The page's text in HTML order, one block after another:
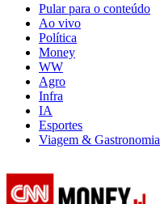
Pular para o conteúdo
Ao vivo
Política
Money
WW
Agro
Infra
IA
Esportes
Viagem & Gastronomia